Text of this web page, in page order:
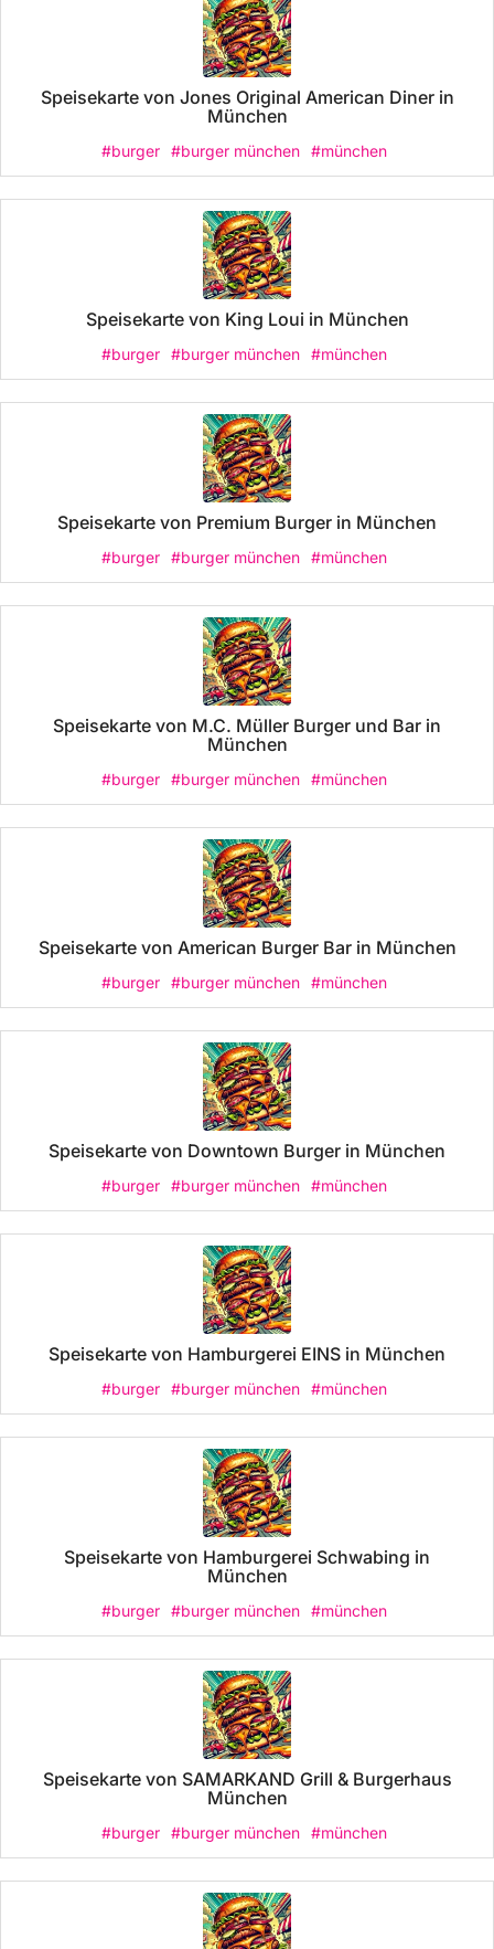
Speisekarte von Jones Original American Diner in
München
#burger #burger münchen #münchen
Speisekarte von King Loui in München
#burger #burger münchen #münchen
Speisekarte von Premium Burger in München
#burger #burger münchen #münchen
Speisekarte von M.C. Müller Burger und Bar in
München
#burger #burger münchen #münchen
Speisekarte von American Burger Bar in München
#burger #burger münchen #münchen
Speisekarte von Downtown Burger in München
#burger #burger münchen #münchen
Speisekarte von Hamburgerei EINS in München
#burger #burger münchen #münchen
Speisekarte von Hamburgerei Schwabing in
München
#burger #burger münchen #münchen
Speisekarte von SAMARKAND Grill & Burgerhaus
München
#burger #burger münchen #münchen